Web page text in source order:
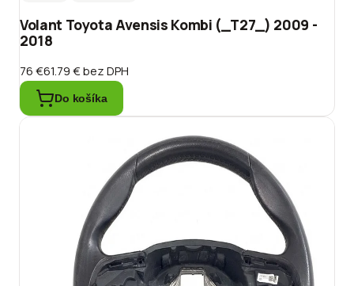
Volant Toyota Avensis Kombi (_T27_) 2009 -
2018
76 €61.79 €bez DPH
Do košíka